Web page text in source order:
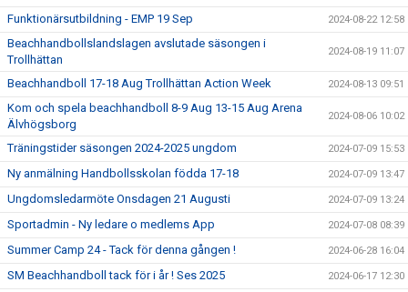
Funktionärsutbildning - EMP 19 Sep 2024-08-22 12:58
Beachhandbollslandslagen avslutade säsongen i
Trollhättan
2024-08-19 11:07
Beachhandboll 17-18 Aug Trollhättan Action Week 2024-08-13 09:51
Kom och spela beachhandboll 8-9 Aug 13-15 Aug Arena
Älvhögsborg
2024-08-06 10:02
Träningstider säsongen 2024-2025 ungdom 2024-07-09 15:53
Ny anmälning Handbollsskolan födda 17-18 2024-07-09 13:47
Ungdomsledarmöte Onsdagen 21 Augusti 2024-07-09 13:24
Sportadmin - Ny ledare o medlems App 2024-07-08 08:39
Summer Camp 24 - Tack för denna gången ! 2024-06-28 16:04
SM Beachhandboll tack för i år ! Ses 2025 2024-06-17 12:30